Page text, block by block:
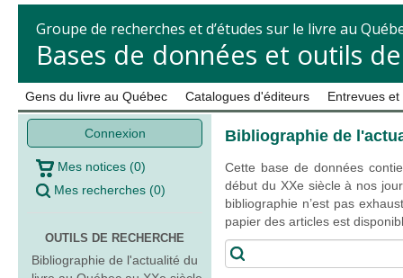
Groupe de recherches et d’études sur le livre au
Bases de données et outils
Gens du livre au Québec Catalogues d'éditeurs Entrevues
Connexion
Mes notices (0)
Mes recherches (0)
OUTILS DE RECHERCHE
Bibliographie de l'actualité du
Bibliographie de
Cette base de données
début du XXe siècle à nos
bibliographie n’est pas
papier des articles est